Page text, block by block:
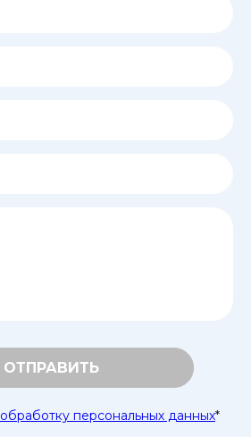
ОТПРАВИТЬ
обработку персональных данных*